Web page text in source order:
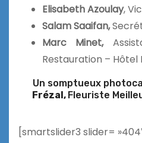
Elisabeth Azoulay,
Salam Saaifan,
Marc Minet,
Restauration – Hôtel
Un somptueux
Frézal, Fleuriste
[smartslider3 slider=